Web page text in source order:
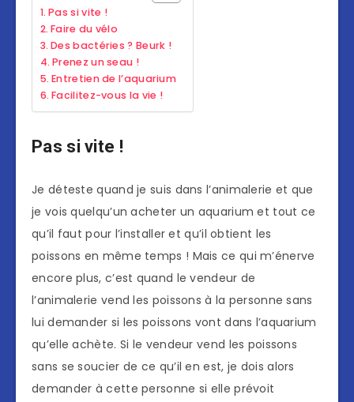
Pas si vite !
Faire du vélo
Des bactéries ? Beurk !
Prenez un seau !
Entretien de l’aquarium
Facilitez-vous la vie !
Pas si vite !
Je déteste quand je suis dans l’animalerie et que
je vois quelqu’un acheter un aquarium et tout ce
qu’il faut pour l’installer et qu’il obtient les
poissons en même temps ! Mais ce qui m’énerve
encore plus, c’est quand le vendeur de
l’animalerie vend les poissons à la personne sans
lui demander si les poissons vont dans l’aquarium
qu’elle achète. Si le vendeur vend les poissons
sans se soucier de ce qu’il en est, je dois alors
demander à cette personne si elle prévoit